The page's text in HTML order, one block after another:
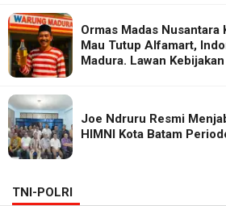
Ormas Madas
Mau Tutup Alfamart,
Madura. Lawan
Joe Ndruru Resmi
HIMNI Kota Batam
TNI-POLRI